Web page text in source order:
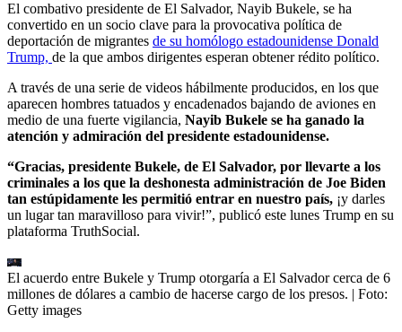
El combativo presidente de El Salvador, Nayib Bukele, se ha
convertido en un socio clave para la provocativa política de
deportación de migrantes de su homólogo estadounidense Donald
Trump, de la que ambos dirigentes esperan obtener rédito político.
A través de una serie de videos hábilmente producidos, en los que
aparecen hombres tatuados y encadenados bajando de aviones en
medio de una fuerte vigilancia, Nayib Bukele se ha ganado la
atención y admiración del presidente estadounidense.
“Gracias, presidente Bukele, de El Salvador, por llevarte a los
criminales a los que la deshonesta administración de Joe Biden
tan estúpidamente les permitió entrar en nuestro país, ¡y darles
un lugar tan maravilloso para vivir!”, publicó este lunes Trump en su
plataforma TruthSocial.
El acuerdo entre Bukele y Trump otorgaría a El Salvador cerca de 6
millones de dólares a cambio de hacerse cargo de los presos. | Foto:
Getty images